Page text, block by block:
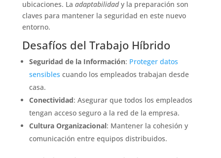
ubicaciones. La adaptabilidady la preparación son
claves para mantener la seguridad en este nuevo
entorno.
Desafíos del Trabajo Híbrido
Seguridad de la Información: Proteger datos
sensibles cuando los empleados trabajan desde
casa.
Conectividad: Asegurar que todos los empleados
tengan acceso seguro a la red de la empresa.
Cultura Organizacional: Mantener la cohesión y
comunicación entre equipos distribuidos.